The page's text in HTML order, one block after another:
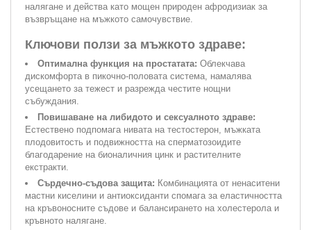
налягане и действа като мощен природен афродизиак за
възвръщане на мъжкото самочувствие.
Ключови ползи за мъжкото здраве:
Оптимална функция на простатата: Облекчава
дискомфорта в пикочно-половата система, намалява
усещането за тежест и разрежда честите нощни
събуждания.
Повишаване на либидото и сексуалното здраве:
Естествено подпомага нивата на тестостерон, мъжката
плодовитость и подвижността на сперматозоидите
благодарение на бионаличния цинк и растителните
екстракти.
Сърдечно-съдова защита: Комбинацията от ненаситени
мастни киселини и антиоксиданти спомага за еластичността
на кръвоносните съдове и балансирането на холестерола и
кръвното налягане.